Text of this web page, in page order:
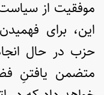
موفقیت از
این، برای
حزب در حال
متضمن یافتنِ